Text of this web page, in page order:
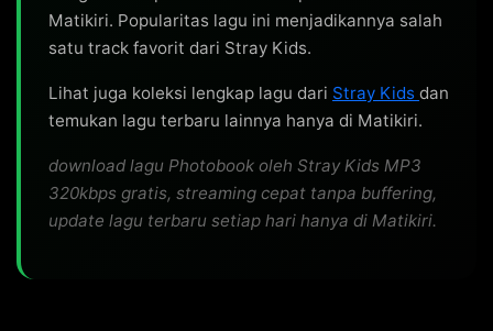
Matikiri. Popularitas lagu ini menjadikannya salah
satu track favorit dari Stray Kids.
Lihat juga koleksi lengkap lagu dari Stray Kids dan
temukan lagu terbaru lainnya hanya di Matikiri.
download lagu Photobook oleh Stray Kids MP3
320kbps gratis, streaming cepat tanpa buffering,
update lagu terbaru setiap hari hanya di Matikiri.